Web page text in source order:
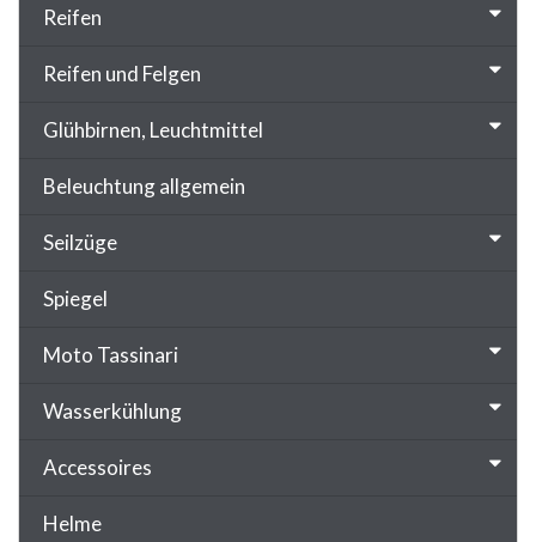
Reifen
Reifen und Felgen
Glühbirnen, Leuchtmittel
Beleuchtung allgemein
Seilzüge
Spiegel
Moto Tassinari
Wasserkühlung
Accessoires
Helme